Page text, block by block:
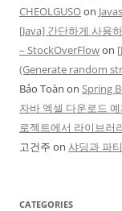
CHEOLGUSOon
[Java] 간단하게 사용
– StockOverFlowon
(Generate random
Bảo Toàn on Spring
자바 엑셀 다운로드
로젝트에서 라이브러
고건주 on 샤딩과 파
CATEGORIES